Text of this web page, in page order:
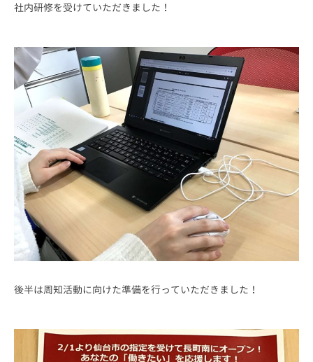
社内研修を受けていただきました！
後半は周知活動に向けた準備を行っていただきました！